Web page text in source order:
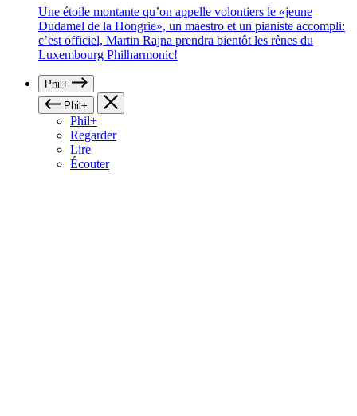
Une étoile montante qu’on appelle volontiers le «jeune
Dudamel de la Hongrie», un maestro et un pianiste accompli:
c’est officiel, Martin Rajna prendra bientôt les rênes du
Luxembourg Philharmonic!
Phil+
Phil+
Phil+
Regarder
Lire
Écouter